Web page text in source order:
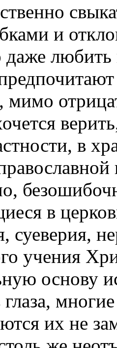
и
даже
мимо
в
в
суеверия,
учения
основу
их не